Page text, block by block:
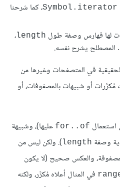
Symbol.iterator، كما شرحنا
لها فهارس وصفة طول length،
المصطلح يشرح نفسه.
في المتصفحات وغيرها من
مُكرَّرات أو شبيهات بالمصفوفات، أو
استعمال for..of عليها)، وشبيهة
وصفة length). ولكن ليس من
والعكس صحيح (لا يكون
في المثال أعلاه مُكرَّر، ولكنه